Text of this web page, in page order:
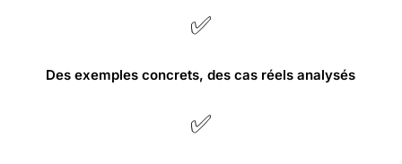
✅
Des exemples concrets, des cas réels analysés
✅